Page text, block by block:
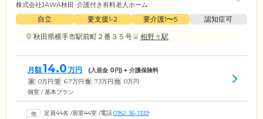
株式会社JAWA秋田 介護付き有料老人ホーム
自立 要支援1•2 要介護1〜5
認知症可
秋田県横手市駅前町２番３５号
相野々駅
月額14.0 万円 (入居金 0円) + 介護保険料
家 0万円 管 6.7万円 食 7.3万円 他 0万円
個室 / 基本プラン
定員44名 /居室44室 /電話0182-36-1339